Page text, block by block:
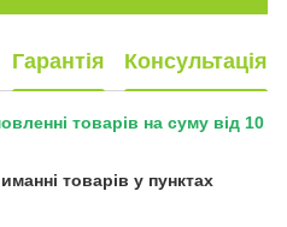
Гарантія Консультація
товарів на суму від 10
товарів у пунктах